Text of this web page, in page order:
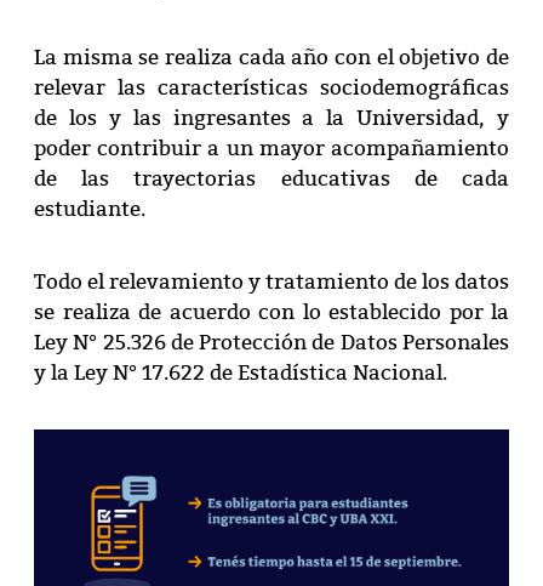
La misma se realiza cada año con el objetivo de
relevar las características sociodemográficas
de los y las ingresantes a la Universidad, y
poder contribuir a un mayor acompañamiento
de las trayectorias educativas de cada
estudiante.
Todo el relevamiento y tratamiento de los datos
se realiza de acuerdo con lo establecido por la
Ley N° 25.326 de Protección de Datos Personales
y la Ley N° 17.622 de Estadística Nacional.